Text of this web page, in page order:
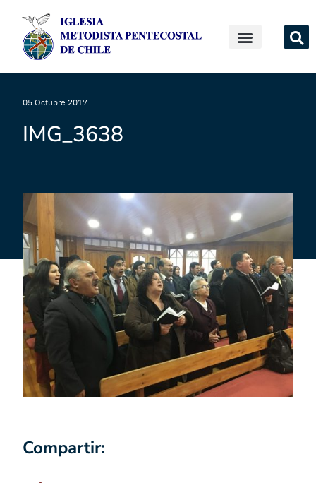
05 Octubre 2017
IMG_3638
Compartir: